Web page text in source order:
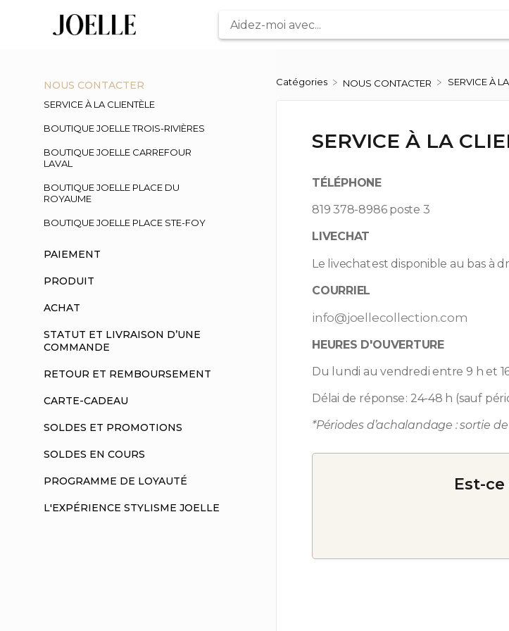
NOUS CONTACTER
SERVICE À LA CLIENTÈLE
BOUTIQUE JOELLE TROIS-RIVIÈRES
BOUTIQUE JOELLE CARREFOUR
LAVAL
BOUTIQUE JOELLE PLACE DU
ROYAUME
BOUTIQUE JOELLE PLACE STE-FOY
PAIEMENT
PRODUIT
ACHAT
STATUT ET LIVRAISON D’UNE
COMMANDE
RETOUR ET REMBOURSEMENT
CARTE-CADEAU
SOLDES ET PROMOTIONS
SOLDES EN COURS
PROGRAMME DE LOYAUTÉ
L'EXPÉRIENCE STYLISME JOELLE
Catégories ​NOUS CONTACTER SERVICE À
SERVICE À LA
TÉLÉPHONE
819 378-8986 poste 3
LIVECHAT
Le livechat est disponible au bas à
COURRIEL
info@joellecollection.com
HEURES D'OUVERTURE
Du lundi au vendredi entre 9 h et
Délai de réponse : 24-48 h (sauf
*Périodes d’achalandage : sortie
Est-